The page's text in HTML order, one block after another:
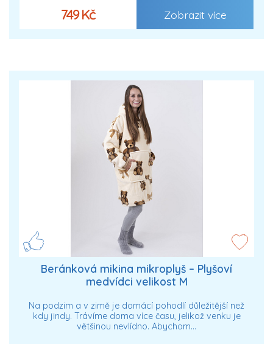
749 Kč Zobrazit více
Beránková mikina mikroplyš – Plyšoví
medvídci velikost M
Na podzim a v zimě je domácí pohodlí důležitější než
kdy jindy. Trávíme doma více času, jelikož venku je
většinou nevlídno. Abychom…